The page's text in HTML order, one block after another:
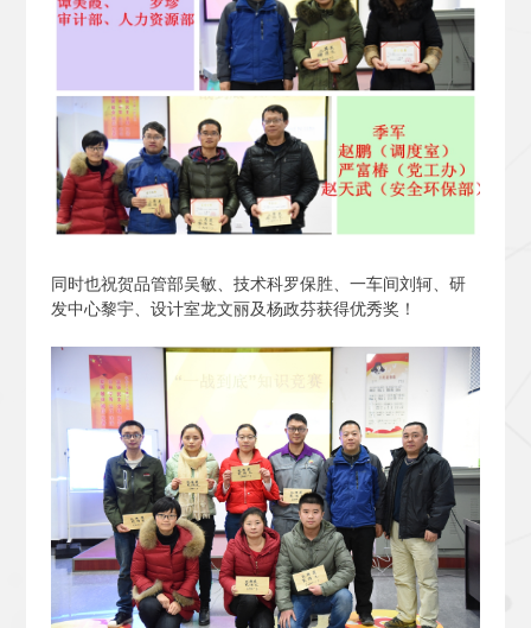
同时也祝贺品管部吴敏、技术科罗保胜、一车间刘轲、研
发中心黎宇、设计室龙文丽及杨政芬获得优秀奖！